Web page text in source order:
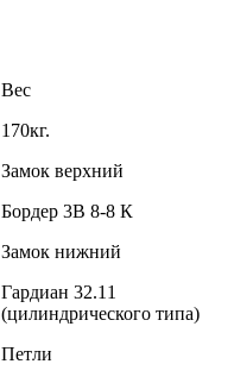
Вес
170кг.
Замок верхний
Бордер 3В 8-8 К
Замок нижний
Гардиан 32.11
(цилиндрического типа)
Петли